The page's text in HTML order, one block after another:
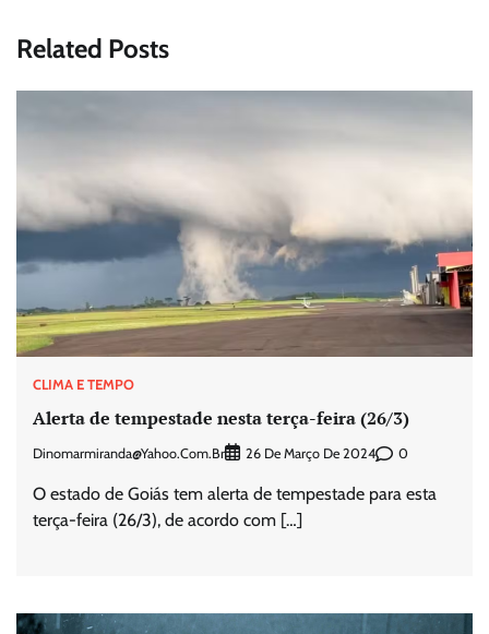
Related Posts
CLIMA E TEMPO
Alerta de tempestade nesta terça-feira (26/3)
Dinomarmiranda@yahoo.com.br 26 De Março De 2024 0
O estado de Goiás tem alerta de tempestade para esta
terça-feira (26/3), de acordo com […]